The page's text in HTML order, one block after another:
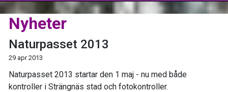
Nyheter
Naturpasset 2013
29 apr 2013
Naturpasset 2013 startar den 1 maj - nu med både
kontroller i Strängnäs stad och fotokontroller.